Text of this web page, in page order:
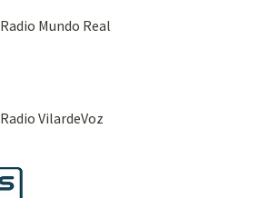
Radio Mundo Real
Radio VilardeVoz